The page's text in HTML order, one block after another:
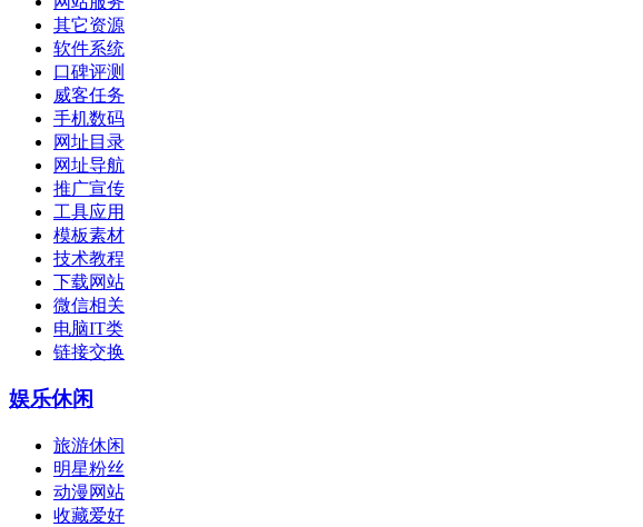
其它资源
软件系统
口碑评测
威客任务
手机数码
网址目录
网址导航
推广宣传
工具应用
模板素材
技术教程
下载网站
微信相关
电脑IT类
链接交换
娱乐休闲
旅游休闲
明星粉丝
动漫网站
收藏爱好